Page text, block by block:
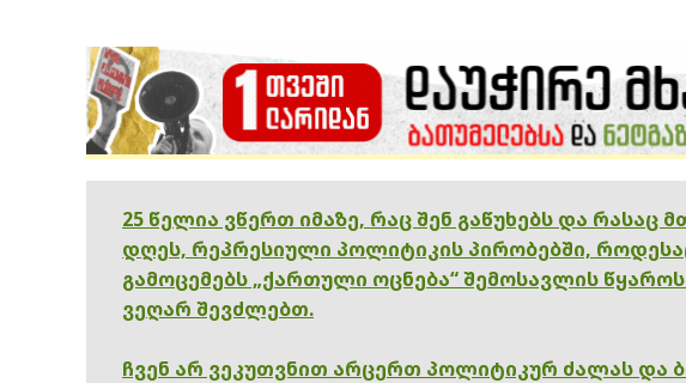
25 წელია ვწერთ იმაზე, რაც შენ გაწუხებს და რასაც
დღეს, რეპრესიული პოლიტიკის პირობებში,
გამოცემებს „ქართული ოცნება“ შემოსავლის
ვეღარ შევძლებთ.
ჩვენ არ ვეკუთვნით არცერთ პოლიტიკურ ძალას და